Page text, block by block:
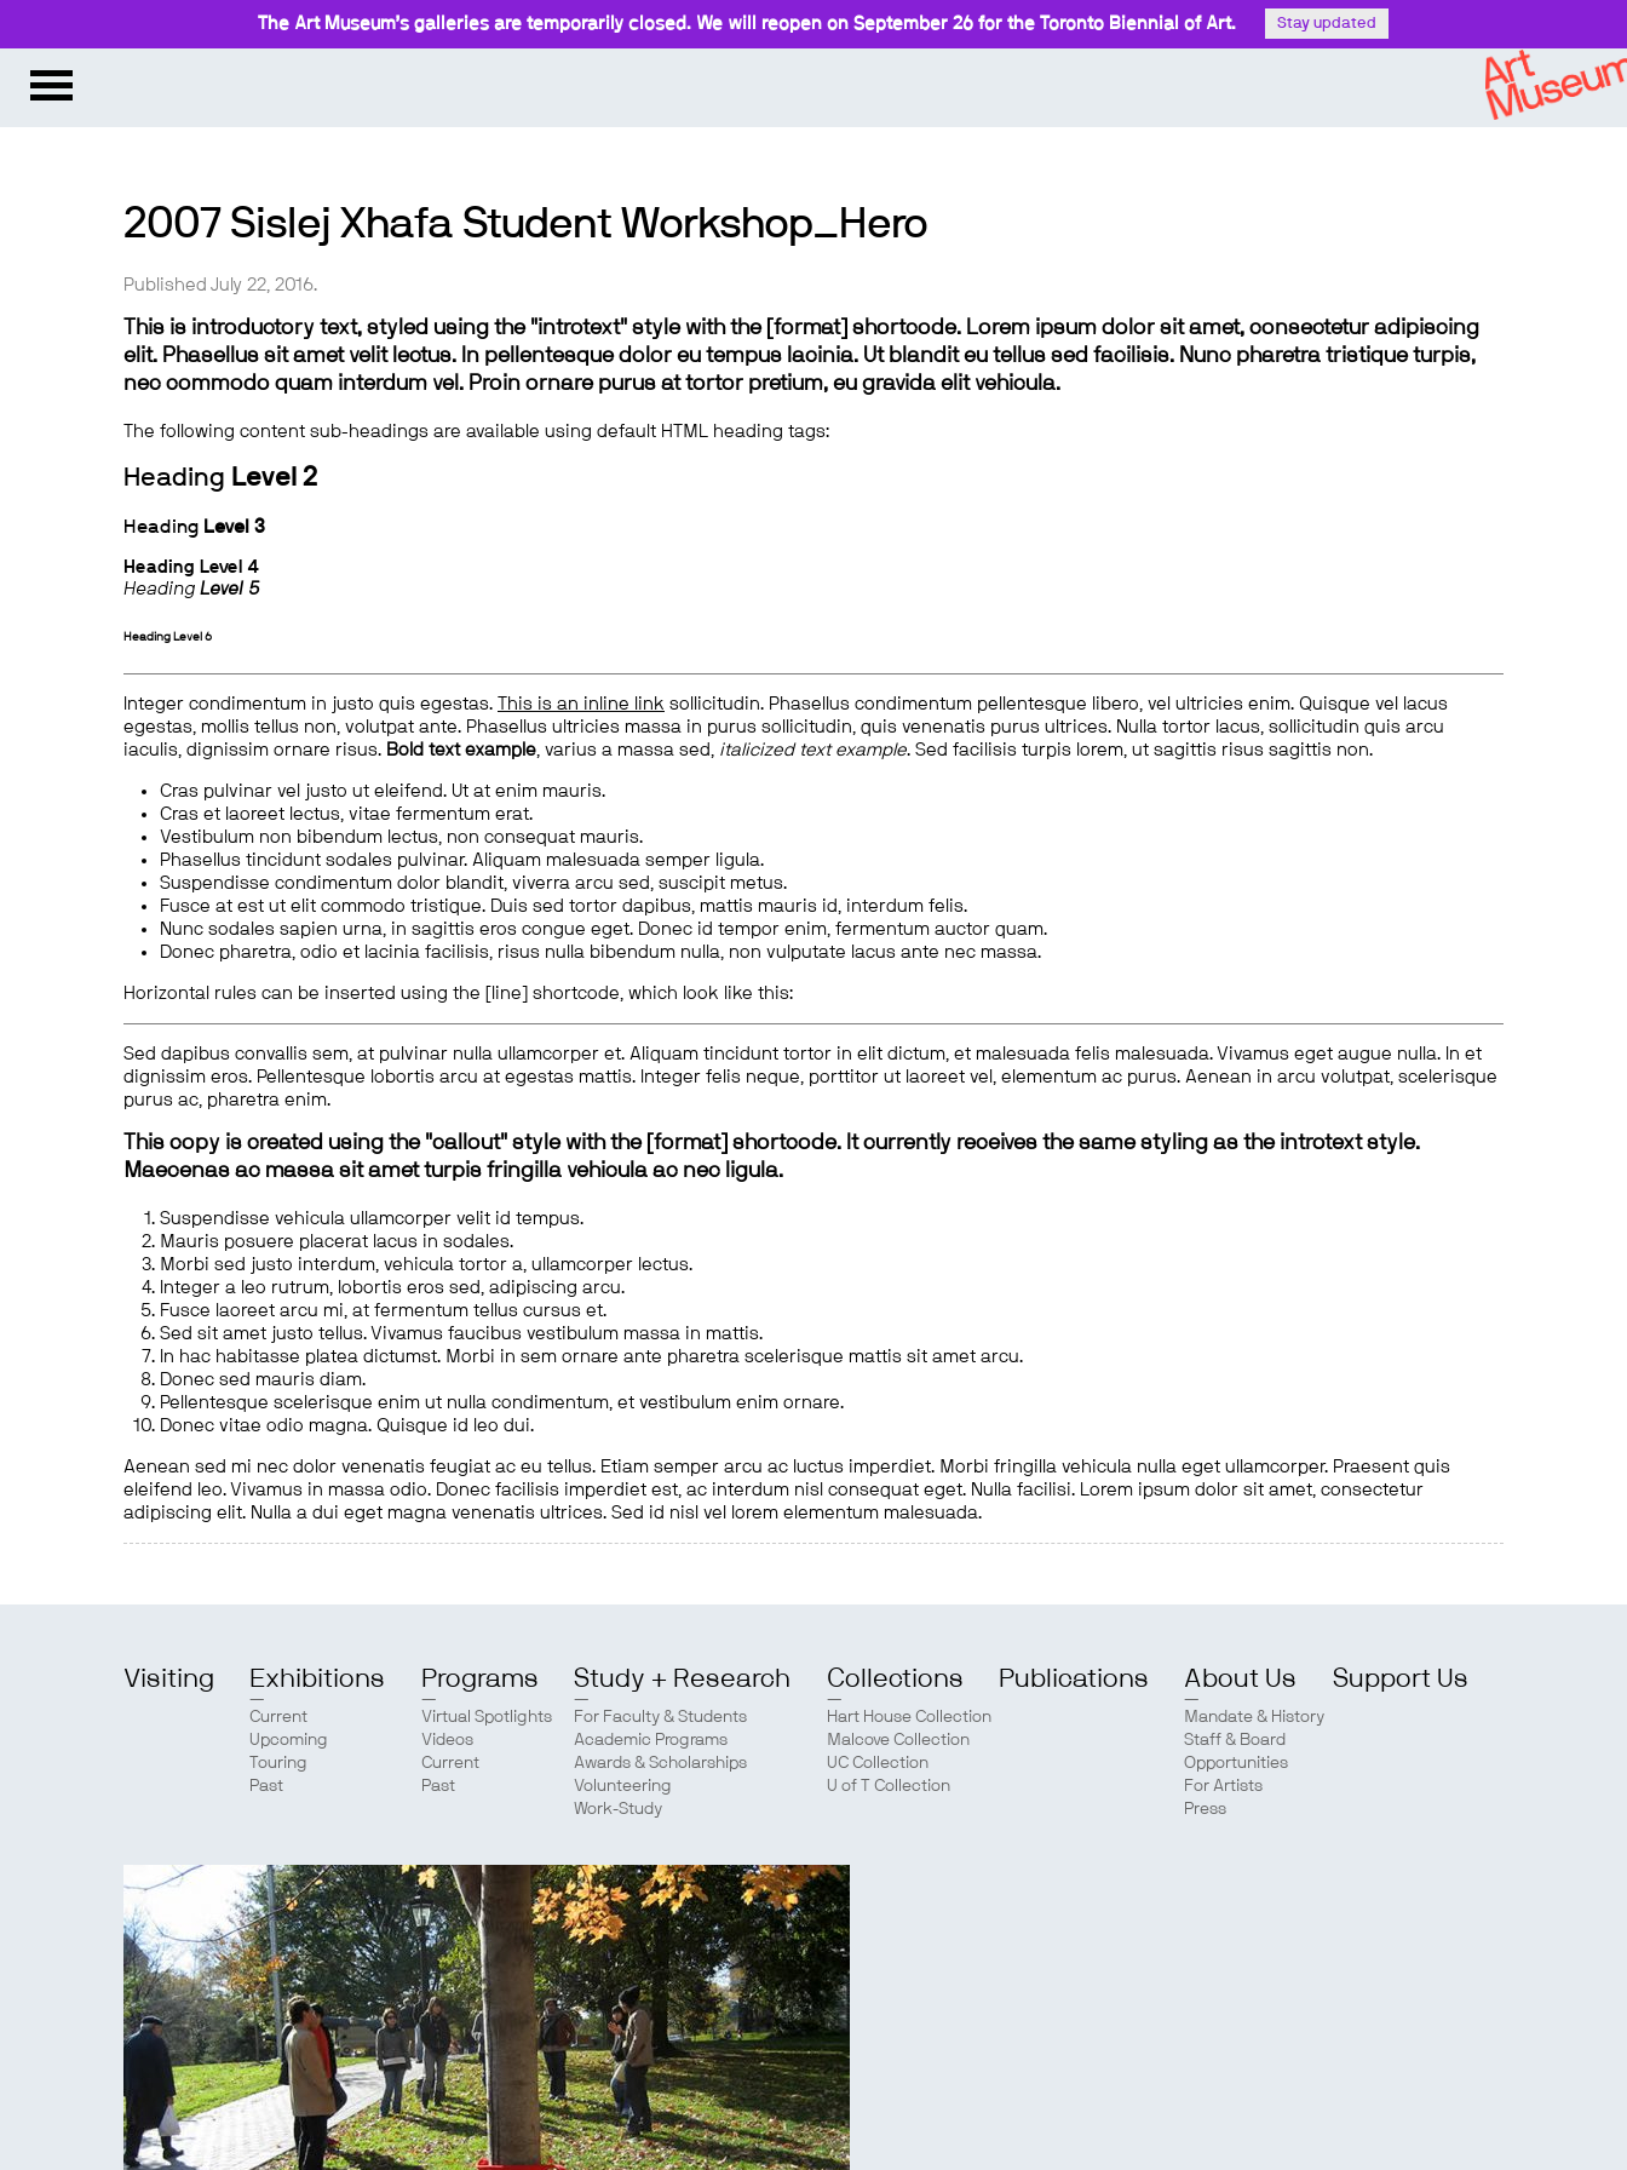
The Art Museum’s galleries are temporarily closed. We will reopen on September 26 for the Toronto Biennial of Art. Stay updated
2007 Sislej Xhafa Student Workshop_Hero
Published July 22, 2016.
This is introductory text, styled using the "introtext" style with the [format] shortcode. Lorem ipsum dolor sit amet, consectetur adipiscing
elit. Phasellus sit amet velit lectus. In pellentesque dolor eu tempus lacinia. Ut blandit eu tellus sed facilisis. Nunc pharetra tristique turpis,
nec commodo quam interdum vel. Proin ornare purus at tortor pretium, eu gravida elit vehicula.
The following content sub-headings are available using default HTML heading tags:
Heading Level 2
Heading Level 3
Heading Level 4
Heading Level 5
Heading Level 6
Integer condimentum in justo quis egestas. This is an inline link sollicitudin. Phasellus condimentum pellentesque libero, vel ultricies enim. Quisque vel lacus
egestas, mollis tellus non, volutpat ante. Phasellus ultricies massa in purus sollicitudin, quis venenatis purus ultrices. Nulla tortor lacus, sollicitudin quis arcu
iaculis, dignissim ornare risus. Bold text example, varius a massa sed, italicized text example. Sed facilisis turpis lorem, ut sagittis risus sagittis non.
Cras pulvinar vel justo ut eleifend. Ut at enim mauris.
Cras et laoreet lectus, vitae fermentum erat.
Vestibulum non bibendum lectus, non consequat mauris.
Phasellus tincidunt sodales pulvinar. Aliquam malesuada semper ligula.
Suspendisse condimentum dolor blandit, viverra arcu sed, suscipit metus.
Fusce at est ut elit commodo tristique. Duis sed tortor dapibus, mattis mauris id, interdum felis.
Nunc sodales sapien urna, in sagittis eros congue eget. Donec id tempor enim, fermentum auctor quam.
Donec pharetra, odio et lacinia facilisis, risus nulla bibendum nulla, non vulputate lacus ante nec massa.
Horizontal rules can be inserted using the [line] shortcode, which look like this:
Sed dapibus convallis sem, at pulvinar nulla ullamcorper et. Aliquam tincidunt tortor in elit dictum, et malesuada felis malesuada. Vivamus eget augue nulla. In et
dignissim eros. Pellentesque lobortis arcu at egestas mattis. Integer felis neque, porttitor ut laoreet vel, elementum ac purus. Aenean in arcu volutpat, scelerisque
purus ac, pharetra enim.
This copy is created using the "callout" style with the [format] shortcode. It currently receives the same styling as the introtext style.
Maecenas ac massa sit amet turpis fringilla vehicula ac nec ligula.
Suspendisse vehicula ullamcorper velit id tempus.
Mauris posuere placerat lacus in sodales.
Morbi sed justo interdum, vehicula tortor a, ullamcorper lectus.
Integer a leo rutrum, lobortis eros sed, adipiscing arcu.
Fusce laoreet arcu mi, at fermentum tellus cursus et.
Sed sit amet justo tellus. Vivamus faucibus vestibulum massa in mattis.
In hac habitasse platea dictumst. Morbi in sem ornare ante pharetra scelerisque mattis sit amet arcu.
Donec sed mauris diam.
Pellentesque scelerisque enim ut nulla condimentum, et vestibulum enim ornare.
Donec vitae odio magna. Quisque id leo dui.
Aenean sed mi nec dolor venenatis feugiat ac eu tellus. Etiam semper arcu ac luctus imperdiet. Morbi fringilla vehicula nulla eget ullamcorper. Praesent quis
eleifend leo. Vivamus in massa odio. Donec facilisis imperdiet est, ac interdum nisl consequat eget. Nulla facilisi. Lorem ipsum dolor sit amet, consectetur
adipiscing elit. Nulla a dui eget magna venenatis ultrices. Sed id nisl vel lorem elementum malesuada.
Visiting Exhibitions
Current
Upcoming
Touring
Past
Programs
Virtual Spotlights
Videos
Current
Past
Study + Research
For Faculty & Students
Academic Programs
Awards & Scholarships
Volunteering
Work-Study
Collections
Hart House Collection
Malcove Collection
UC Collection
U of T Collection
Publications About Us
Mandate & History
Staff & Board
Opportunities
For Artists
Press
Support Us